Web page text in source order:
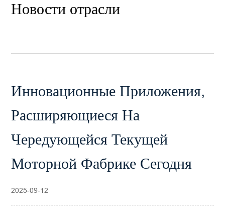
Новости отрасли
Инновационные Приложения,
Расширяющиеся На
Чередующейся Текущей
Моторной Фабрике Сегодня
2025-09-12